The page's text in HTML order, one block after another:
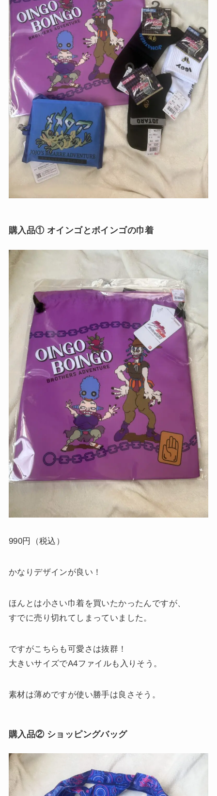
購入品① オインゴとボインゴの巾着
990円（税込）
かなりデザインが良い！
ほんとは小さい巾着を買いたかったんですが、
すでに売り切れてしまっていました。
ですがこちらも可愛さは抜群！
大きいサイズでA4ファイルも入りそう。
素材は薄めですが使い勝手は良さそう。
購入品② ショッピングバッグ